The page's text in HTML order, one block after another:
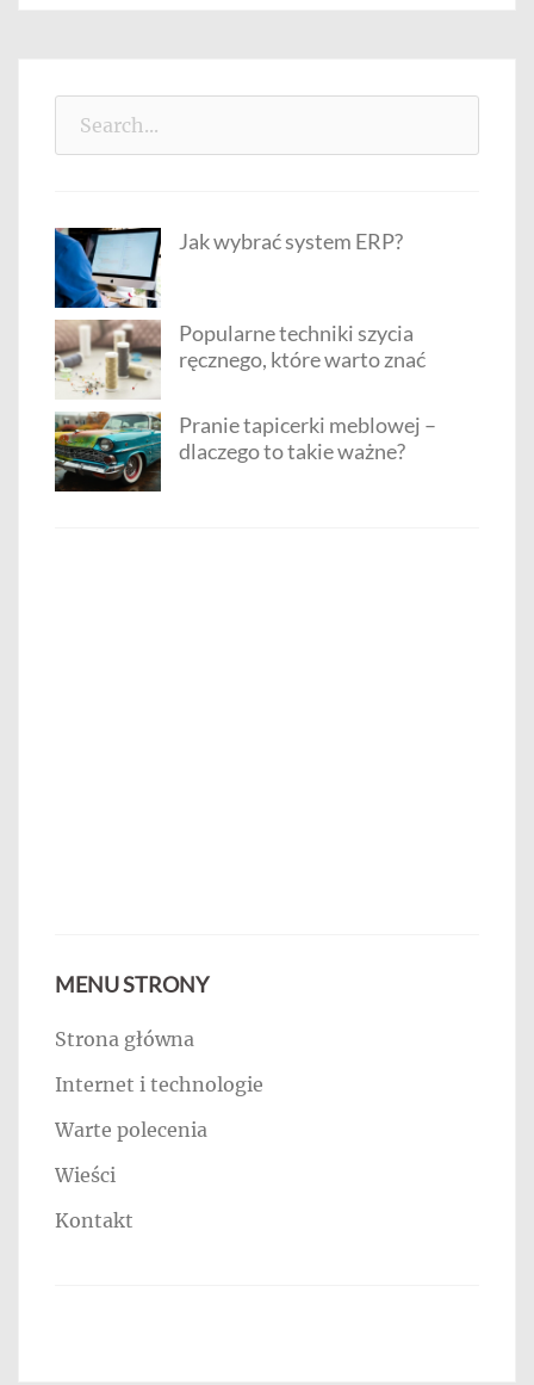
Jak wybrać system ERP?
Popularne techniki szycia
ręcznego, które warto znać
Pranie tapicerki meblowej –
dlaczego to takie ważne?
MENU STRONY
Strona główna
Internet i technologie
Warte polecenia
Wieści
Kontakt